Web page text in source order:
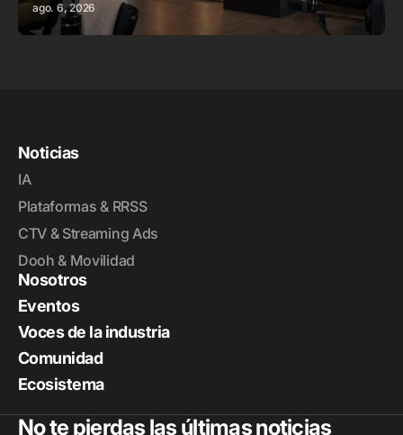
ago. 6, 2026
Noticias
IA
Plataformas & RRSS
CTV & Streaming Ads
Dooh & Movilidad
Nosotros
Eventos
Voces de la industria
Comunidad
Ecosistema
No te pierdas las últimas noticias